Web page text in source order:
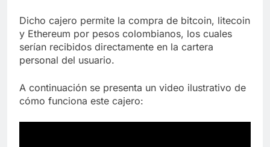
Dicho cajero permite la compra de bitcoin, litecoin
y Ethereum por pesos colombianos, los cuales
serían recibidos directamente en la cartera
personal del usuario.
A continuación se presenta un video ilustrativo de
cómo funciona este cajero: